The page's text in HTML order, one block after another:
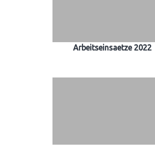
Arbeitseinsaetze 2022